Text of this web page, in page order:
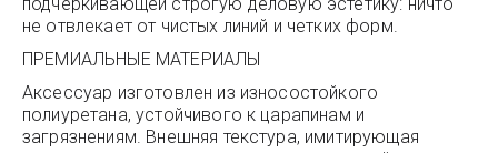
не отвлекает от чистых линий и четких форм.
ПРЕМИАЛЬНЫЕ МАТЕРИАЛЫ
Аксессуар изготовлен из износостойкого
полиуретана, устойчивого к царапинам и
загрязнениям. Внешняя текстура, имитирующая